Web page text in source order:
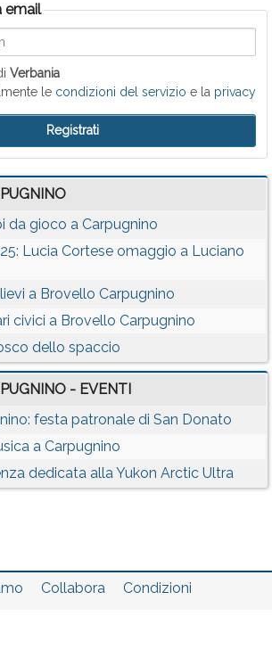
email
Verbania
le condizioni del servizio e la privacy
da gioco a Carpugnino
Lucia Cortese omaggio a Luciano
a Brovello Carpugnino
civici a Brovello Carpugnino
dello spaccio
- EVENTI
festa patronale di San Donato
a Carpugnino
dedicata alla Yukon Arctic Ultra
Collabora
Condizioni